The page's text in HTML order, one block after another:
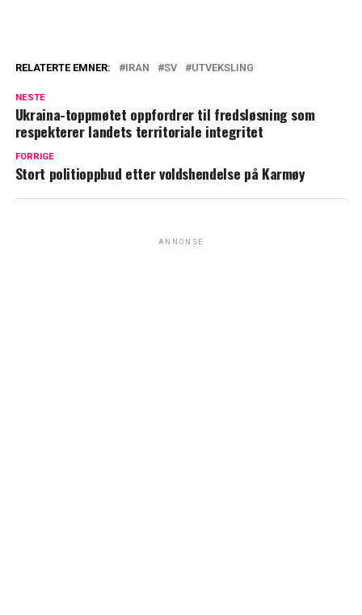
RELATERTE EMNER: IRAN SV UTVEKSLING
NESTE
Ukraina-toppmøtet oppfordrer til fredsløsning som
respekterer landets territoriale integritet
FORRIGE
Stort politioppbud etter voldshendelse på Karmøy
ANNONSE